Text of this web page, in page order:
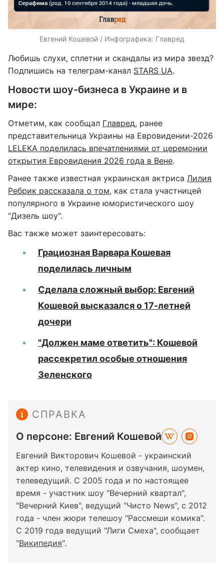
Евгений Кошевой / Инфографика: Главред
Любишь слухи, сплетни и скандалы из мира звезд?
Подпишись на телеграм-канал STARS UA.
Новости шоу-бизнеса в Украине и в
мире:
Отметим, как сообщал Главред, ранее
представительница Украины на Евровидении-2026
LELEKA поделилась впечатлениями от церемонии
открытия Евровидения 2026 года в Вене.
Ранее также известная украинская актриса Лилия
Ребрик рассказала о том, как стала участницей
популярного в Украине юмористического шоу
"Дизель шоу".
Вас также может заинтересовать:
Грациозная Варвара Кошевая
поделилась личным
Сделала сложный выбор: Евгений
Кошевой высказался о 17-летней
дочери
"Должен маме ответить": Кошевой
рассекретил особые отношения
Зеленского
СПРАВКА
О персоне: Евгений Кошевой
Евгений Викторович Кошевой - украинский
актер кино, телевидения и озвучания, шоумен,
телеведущий. С 2005 года и по настоящее
время - участник шоу "Вечерний квартал",
"Вечерний Киев", ведущий "Чисто News", с 2012
года - член жюри телешоу "Рассмеши комика".
С 2019 года ведущий "Лиги Смеха", сообщает
"Википедия".